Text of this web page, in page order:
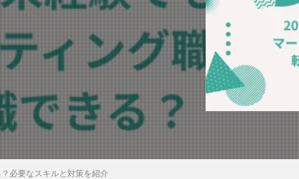
必要なスキルと対策を紹介